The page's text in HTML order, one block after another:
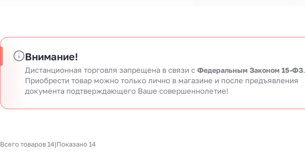
Внимание!
Дистанционная торговля запрещена в связи c Федеральным Законом 15-ФЗ.
Приобрести товар можно только лично в магазине и после предъявления
документа подтверждающего Ваше совершеннолетие!
Всего товаров 14|Показано 14